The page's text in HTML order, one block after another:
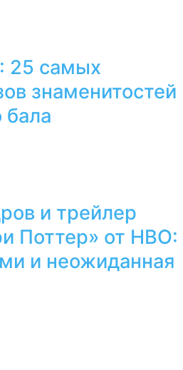
25 самых
знаменитостей
и трейлер
Поттер» от HBO:
и неожиданная